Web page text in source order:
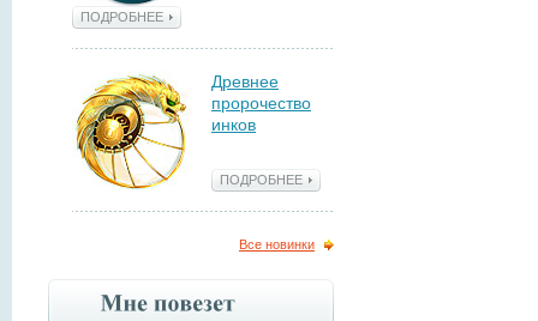
ПОДРОБНЕЕ
Древнее
пророчество
инков
ПОДРОБНЕЕ
Все новинки